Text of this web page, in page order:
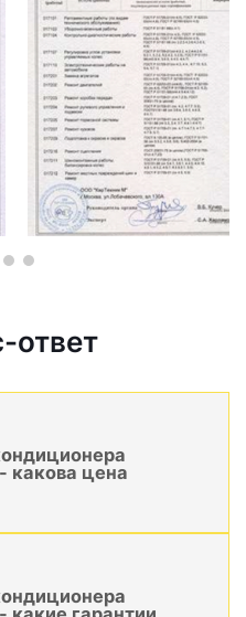
ответ
какова цена